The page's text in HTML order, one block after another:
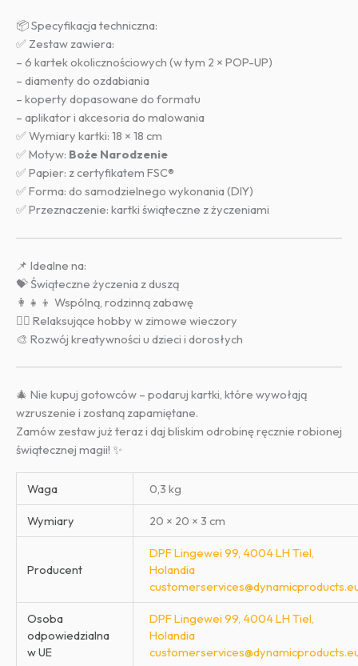
📦 Specyfikacja techniczna:
✅ Zestaw zawiera:
– 6 kartek okolicznościowych (w tym 2 × POP-UP)
– diamenty do ozdabiania
– koperty dopasowane do formatu
– aplikator i akcesoria do malowania
✅ Wymiary kartki: 18 × 18 cm
✅ Motyw: Boże Narodzenie
✅ Papier: z certyfikatem FSC®
✅ Forma: do samodzielnego wykonania (DIY)
✅ Przeznaczenie: kartki świąteczne z życzeniami
📌 Idealne na:
💝 Świąteczne życzenia z duszą
👩‍👧‍👦 Wspólną, rodzinną zabawę
🧘‍♀️ Relaksujące hobby w zimowe wieczory
🎨 Rozwój kreatywności u dzieci i dorosłych
🎄 Nie kupuj gotowców – podaruj kartki, które wywołają
wzruszenie i zostaną zapamiętane.
Zamów zestaw już teraz i daj bliskim odrobinę ręcznie robionej
świątecznej magii! ✨
Waga 0,3 kg
Wymiary 20 × 20 × 3 cm
Producent
DPF Lingewei 99, 4004 LH Tiel,
Holandia
Osoba
odpowiedzialna
w UE
DPF Lingewei 99, 4004 LH Tiel,
Holandia